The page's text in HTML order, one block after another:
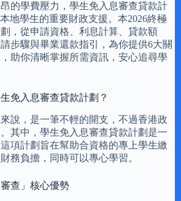
的學費壓力，學生免入息審查貸款計
地學生的重要財政支援。本2026終極
，從申請資格、利息計算、貸款額
步驟與畢業還款指引，為你提供6大關
助你清晰掌握所需資訊，安心追尋學
免入息審查貸款計劃？
說，是一筆不輕的開支，不過香港政
其中，學生免入息審查貸款計劃是一
項計劃旨在幫助合資格的專上學生繳
務負擔，同時可以專心學習。
查」核心優勢